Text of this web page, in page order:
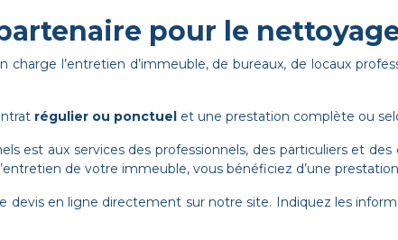
pour le
charge l’entretien d’immeuble, de bureaux, de locaux
régulier ou ponctuelet une prestation complète ou
est aux services des professionnels, des particuliers et
de votre immeuble, vous bénéficiez d’une
devis en ligne directement sur notre site. Indiquez les